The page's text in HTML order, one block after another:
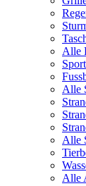
Alle
Alle
Alle
Alle